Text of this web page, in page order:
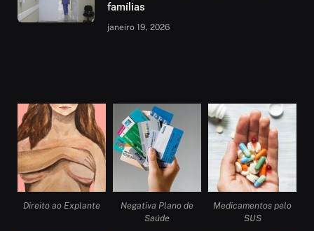
famílias
janeiro 19, 2026
Direito ao Explante
Negativa Plano de
Saúde
Medicamentos pelo
SUS